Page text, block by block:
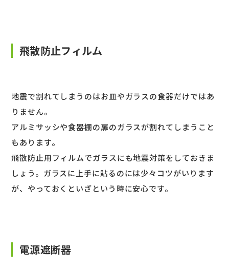
飛散防止フィルム
地震で割れてしまうのはお皿やガラスの食器だけではあ
りません。
アルミサッシや食器棚の扉のガラスが割れてしまうこと
もあります。
飛散防止用フィルムでガラスにも地震対策をしておきま
しょう。ガラスに上手に貼るのには少々コツがいります
が、やっておくといざという時に安心です。
電源遮断器